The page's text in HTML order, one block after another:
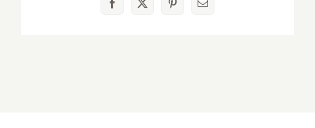
Facebook
X Pinterest
電